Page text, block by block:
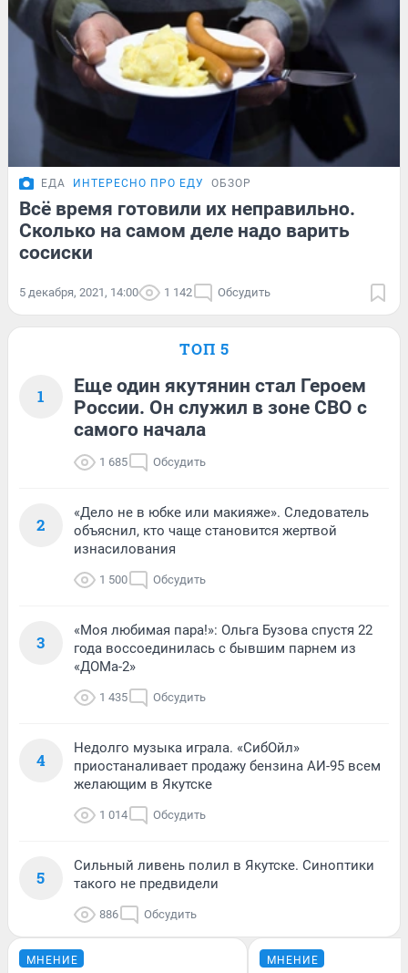
ЕДА ИНТЕРЕСНО ПРО ЕДУ ОБЗОР
Всё время готовили их неправильно.
Сколько на самом деле надо варить
сосиски
5 декабря, 2021, 14:00 1 142 Обсудить
ТОП 5
1
Еще один якутянин стал Героем
России. Он служил в зоне СВО с
самого начала
1 685 Обсудить
2
«Дело не в юбке или макияже». Следователь
объяснил, кто чаще становится жертвой
изнасилования
1 500 Обсудить
3
«Моя любимая пара!»: Ольга Бузова спустя 22
года воссоединилась с бывшим парнем из
«ДОМа-2»
1 435 Обсудить
4
Недолго музыка играла. «СибОйл»
приостаналивает продажу бензина АИ-95 всем
желающим в Якутске
1 014 Обсудить
5
Сильный ливень полил в Якутске. Синоптики
такого не предвидели
886 Обсудить
МНЕНИЕ МНЕНИЕ